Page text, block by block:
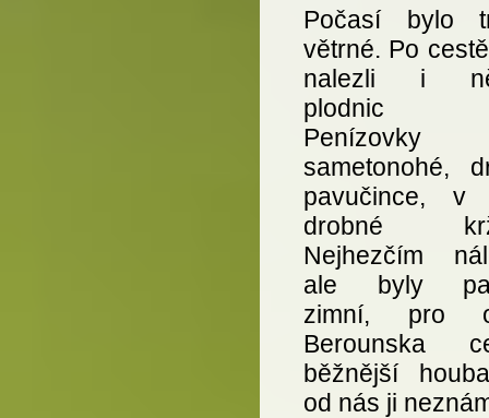
Počasí bylo
větrné. Po
nalezli i
plodnic
Penízovky
sametonohé,
pavučince, v
drobné
Nejhezčím
ale byly
zimní, pro
Berounska
běžnější
od nás ji